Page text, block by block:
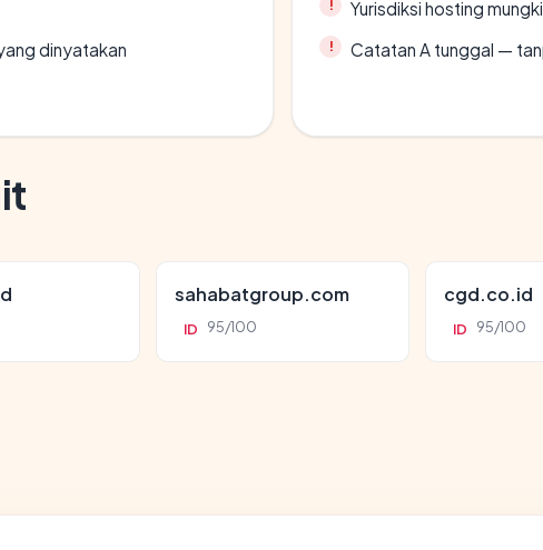
dinyatakan
Yurisdiksi hosting
Catatan A tunggal —
sahabatgroup.com
ID 95/100
cgd.co.id
ID 95/100